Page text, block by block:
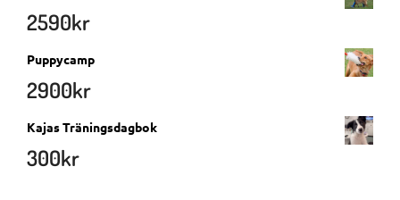
2590kr
Puppycamp
2900kr
Kajas Träningsdagbok
300kr